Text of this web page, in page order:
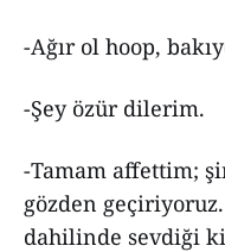
-Ağır ol hoop,
-Şey özür dilerim.
-Tamam affettim;
gözden
dahilinde sevdiği